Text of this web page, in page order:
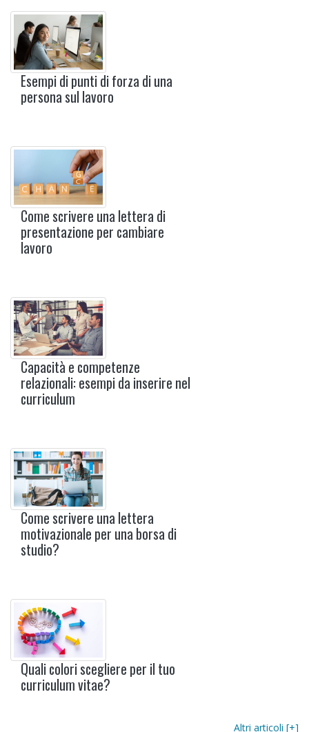
Esempi di punti di forza di una
persona sul lavoro
Come scrivere una lettera di
presentazione per cambiare
lavoro
Capacità e competenze
relazionali: esempi da inserire nel
curriculum
Come scrivere una lettera
motivazionale per una borsa di
studio?
Quali colori scegliere per il tuo
curriculum vitae?
Altri articoli [+]